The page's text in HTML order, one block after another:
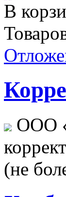
В
ООО
(не